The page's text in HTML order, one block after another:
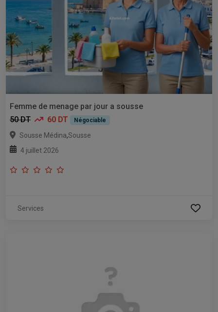
Femme de menage par jour a sousse
50 DT
60 DT Négociable
Sousse Médina,Sousse
4 juillet 2026
Services